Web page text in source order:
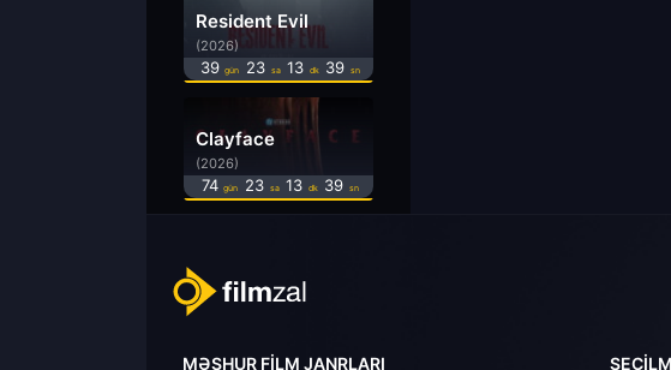
Resident Evil
(2026)
39 gün 23 sa 13 dk 39 sn
Clayface
(2026)
74 gün 23 sa 13 dk 39 sn
MƏŞHUR FILM JANRLARI